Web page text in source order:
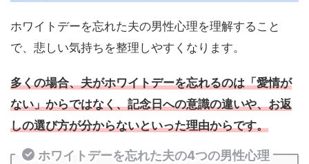
ホワイトデーを忘れた夫の男性心理を理解すること
で、悲しい気持ちを整理しやすくなります。
多くの場合、夫がホワイトデーを忘れるのは「愛情が
ない」からではなく、記念日への意識の違いや、お返
しの選び方が分からないといった理由からです。
ホワイトデーを忘れた夫の4つの男性心理